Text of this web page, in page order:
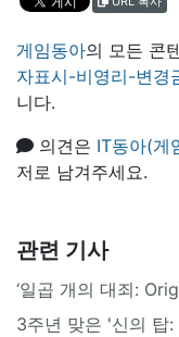
게임동아의 모든 콘
자표시-비영리-변경
니다.
의견은 IT동아(게
저로 남겨주세요.
관련 기사
‘일곱 개의 대죄:
3주년 맞은 '신의 탑